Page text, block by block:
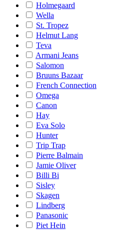
Holmegaard
Wella
St. Tropez
Helmut Lang
Teva
Armani Jeans
Salomon
Bruuns Bazaar
French Connection
Omega
Canon
Hay
Eva Solo
Hunter
Trip Trap
Pierre Balmain
Jamie Oliver
Billi Bi
Sisley
Skagen
Lindberg
Panasonic
Piet Hein